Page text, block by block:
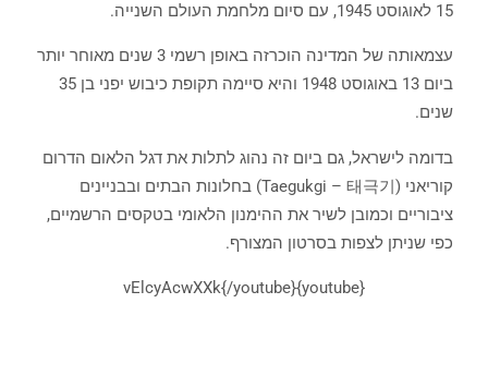
15 לאוגוסט 1945, עם סיום מלחמת העולם השנייה.
עצמאותה של המדינה הוכרזה באופן רשמי 3 שנים מאוחר יותר
ביום 13 באוגוסט 1948 והיא סיימה תקופת כיבוש יפני בן 35
שנים.
בדומה לישראל, גם ביום זה נהוג לתלות את דגל הלאום הדרום
קוריאני (Taegukgi – 태극기) בחלונות הבתים ובבניינים
ציבוריים וכמובן לשיר את ההימנון הלאומי בטקסים הרשמיים,
כפי שניתן לצפות בסרטון המצורף.
{youtube}vElcyAcwXXk{/youtube}